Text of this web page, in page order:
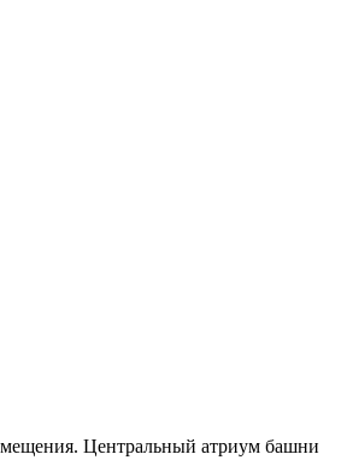
Центральный атриум башни